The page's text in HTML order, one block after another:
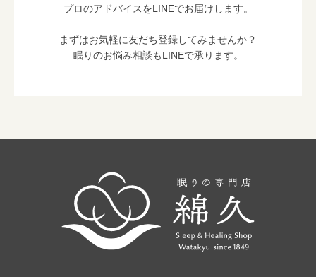
プロのアドバイスをLINEでお届けします。
まずはお気軽に友だち登録してみませんか？
眠りのお悩み相談もLINEで承ります。